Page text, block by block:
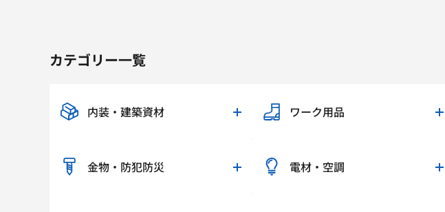
カテゴリー一覧
内装・建築資材 ワーク用品
金物・防犯防災 電材・空調